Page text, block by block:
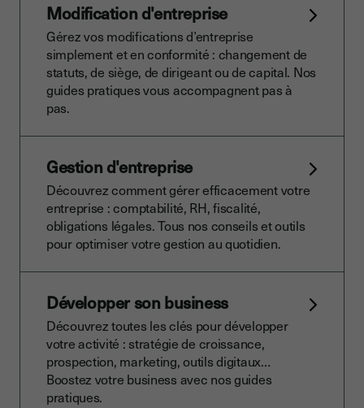
Modification d'entreprise
Gérez vos modifications d’entreprise
simplement et en conformité : changement de
statuts, de siège, de dirigeant ou de capital. Nos
guides pratiques vous accompagnent pas à
pas.
Gestion d'entreprise
Découvrez comment gérer efficacement votre
entreprise : comptabilité, RH, fiscalité,
obligations légales. Tous nos conseils et outils
pour optimiser votre gestion au quotidien.
Développer son business
Découvrez toutes les clés pour développer
votre activité : stratégie de croissance,
prospection, marketing, outils digitaux…
Boostez votre business avec nos guides
pratiques.